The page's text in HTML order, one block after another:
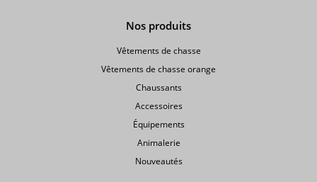
Nos produits
Vêtements de chasse
Vêtements de chasse orange
Chaussants
Accessoires
Équipements
Animalerie
Nouveautés